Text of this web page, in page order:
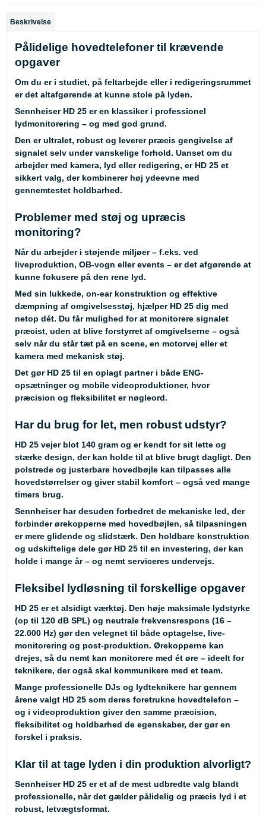
Beskrivelse
Pålidelige hovedtelefoner til krævende
opgaver
Om du er i studiet, på feltarbejde eller i redigeringsrummet
er det altafgørende at kunne stole på lyden.
Sennheiser HD 25 er en klassiker i professionel
lydmonitorering – og med god grund.
Den er ultralet, robust og leverer præcis gengivelse af
signalet selv under vanskelige forhold. Uanset om du
arbejder med kamera, lyd eller redigering, er HD 25 et
sikkert valg, der kombinerer høj ydeevne med
gennemtestet holdbarhed.
Problemer med støj og upræcis
monitoring?
Når du arbejder i støjende miljøer – f.eks. ved
liveproduktion, OB-vogn eller events – er det afgørende at
kunne fokusere på den rene lyd.
Med sin lukkede, on-ear konstruktion og effektive
dæmpning af omgivelsesstøj, hjælper HD 25 dig med
netop dét. Du får mulighed for at monitorere signalet
præcist, uden at blive forstyrret af omgivelserne – også
selv når du står tæt på en scene, en motorvej eller et
kamera med mekanisk støj.
Det gør HD 25 til en oplagt partner i både ENG-
opsætninger og mobile videoproduktioner, hvor
præcision og fleksibilitet er nøgleord.
Har du brug for let, men robust udstyr?
HD 25 vejer blot 140 gram og er kendt for sit lette og
stærke design, der kan holde til at blive brugt dagligt. Den
polstrede og justerbare hovedbøjle kan tilpasses alle
hovedstørrelser og giver stabil komfort – også ved mange
timers brug.
Sennheiser har desuden forbedret de mekaniske led, der
forbinder ørekopperne med hovedbøjlen, så tilpasningen
er mere glidende og slidstærk. Den holdbare konstruktion
og udskiftelige dele gør HD 25 til en investering, der kan
holde i mange år – og nemt serviceres undervejs.
Fleksibel lydløsning til forskellige opgaver
HD 25 er et alsidigt værktøj. Den høje maksimale lydstyrke
(op til 120 dB SPL) og neutrale frekvensrespons (16 –
22.000 Hz) gør den velegnet til både optagelse, live-
monitorering og post-produktion. Ørekopperne kan
drejes, så du nemt kan monitorere med ét øre – ideelt for
teknikere, der også skal kommunikere med et team.
Mange professionelle DJs og lydteknikere har gennem
årene valgt HD 25 som deres foretrukne hovedtelefon –
og i videoproduktion giver den samme præcision,
fleksibilitet og holdbarhed de egenskaber, der gør en
forskel i praksis.
Klar til at tage lyden i din produktion alvorligt?
Sennheiser HD 25 er et af de mest udbredte valg blandt
professionelle, når det gælder pålidelig og præcis lyd i et
robust, letvægtsformat.